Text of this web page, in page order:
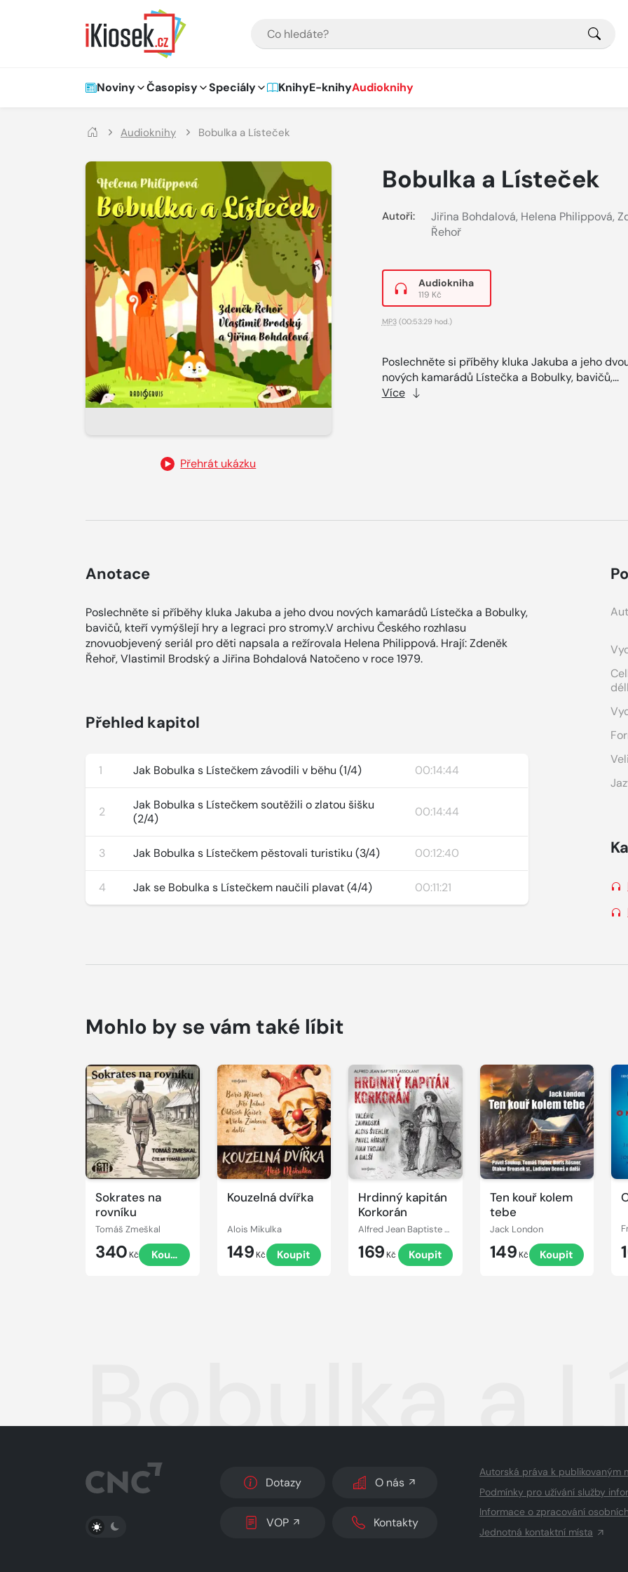
Hlavní navigace
Noviny Časopisy Speciály KnihyE-knihyAudioknihy
Audioknihy Bobulka a Lísteček
Přehrát ukázku
Bobulka a Lísteček
Autoři: Jiřina Bohdalová, Helena Philippová,
Řehoř
Audiokniha
119 Kč
MP3(00:53:29 hod.)
Poslechněte si příběhy kluka Jakuba a jeho
nových kamarádů Lístečka a Bobulky, bavičů,...
Více
Anotace
Poslechněte si příběhy kluka Jakuba a jeho dvou nových kamarádů Lístečka a Bobulky,
bavičů, kteří vymýšlejí hry a legraci pro stromy.V archivu Českého rozhlasu
znovuobjevený seriál pro děti napsala a režírovala Helena Philippová. Hrají: Zdeněk
Řehoř, Vlastimil Brodský a Jiřina Bohdalová Natočeno v roce 1979.
Přehled kapitol
1 Jak Bobulka s Lístečkem závodili v běhu (1/4) 00:14:44
2
Jak Bobulka s Lístečkem soutěžili o zlatou šišku
(2/4)
00:14:44
3 Jak Bobulka s Lístečkem pěstovali turistiku (3/4) 00:12:40
4 Jak se Bobulka s Lístečkem naučili plavat (4/4) 00:11:21
Mohlo by se vám také líbit
Sokrates na
rovníku
Tomáš Zmeškal
340 Kč Koupit
Přehrát
ukázku
Kouzelná dvířka
Alois Mikulka
149 Kč Koupit
Přehrát
ukázku
Hrdinný kapitán
Korkorán
Alfred Jean Baptiste Assolant
169 Kč Koupit
Přehrát
ukázku
Ten kouř kolem
tebe
Jack London
149 Kč Koupit
Přehrát
ukázku
Bobulka a
PŘEPNOUT SVĚTLÝ/TMAVÝ REŽIM
Dotazy O nás
VOP Kontakty
Autorská práva k publikovaným
Podmínky pro užívání služby
Informace o zpracování
Jednotná kontaktní místa